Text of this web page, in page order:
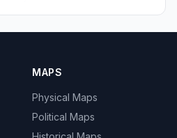
MAPS
Physical Maps
Political Maps